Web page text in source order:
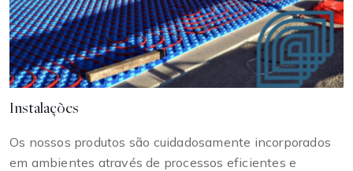
Instalações
Os nossos produtos são cuidadosamente incorporados
em ambientes através de processos eficientes e